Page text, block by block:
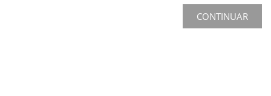
CONTINUAR